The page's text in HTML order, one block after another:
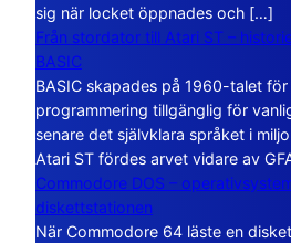
sig när locket öppnades och […]
Från stordator till Atari ST –
BASIC
BASIC skapades på 1960-talet
programmering tillgänglig för
senare det självklara språket i
Atari ST fördes arvet vidare av
Commodore DOS –
diskettstationen
När Commodore 64 läste en